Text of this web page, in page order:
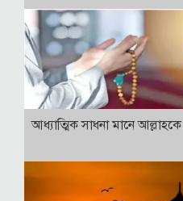
আধ্যাত্মিক সাধনা মানে